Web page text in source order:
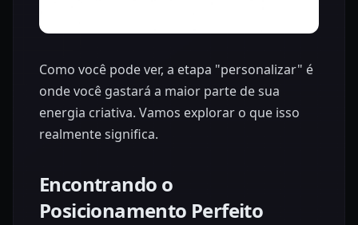
Como você pode ver, a etapa "personalizar" é
onde você gastará a maior parte de sua
energia criativa. Vamos explorar o que isso
realmente significa.
Encontrando o
Posicionamento Perfeito